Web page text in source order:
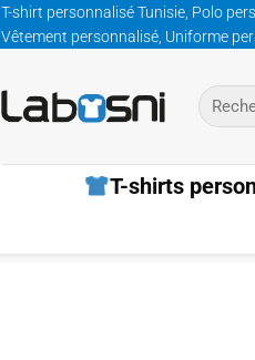
T-shirt personnalisé Tunisie, Polo
Vêtement personnalisé, Uniforme
pour :
T-shirts